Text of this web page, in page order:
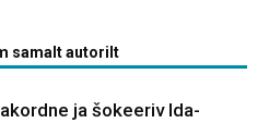
samalt autorilt
ja šokeeriv Ida-